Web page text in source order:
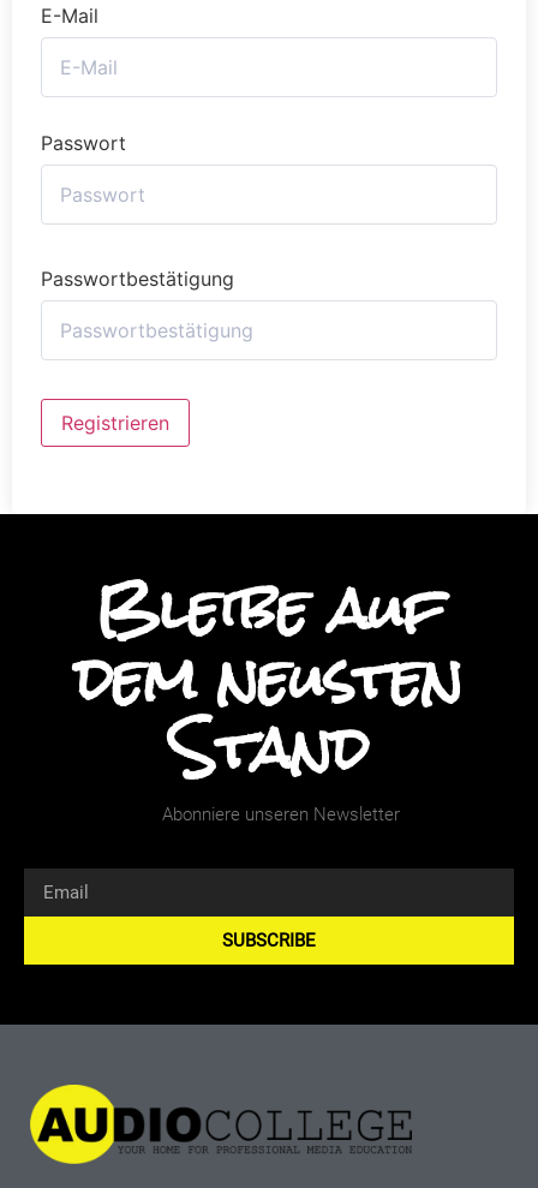
E-Mail
Passwort
Passwortbestätigung
Alternative:
Registrieren
Bleibe auf
dem neusten
Stand
Abonniere unseren Newsletter
SUBSCRIBE